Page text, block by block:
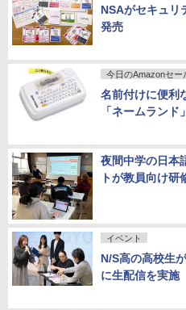
NSAがセキュリ
発売
今日のAmazonセー
名前付けに便利
「ネームラン
夜間中学の日本
トが教員向け研
イベント
N/S高の高校生
に生配信を実施